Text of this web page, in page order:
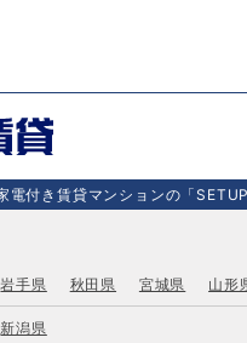
電付き賃貸マンションの「
岩手県 秋田県 宮城県 山形
新潟県